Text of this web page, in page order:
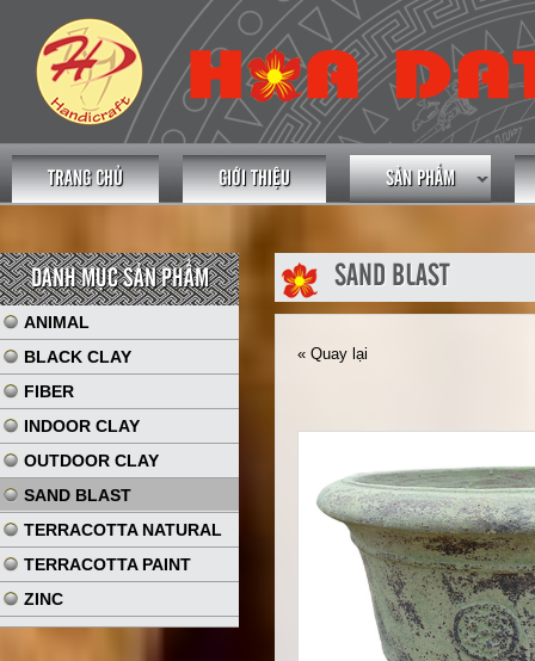
TRANG CHỦ GIỚI THIỆU SẢN PHẨM
DANH MỤC SẢN PHẨM
ANIMAL
BLACK CLAY
FIBER
INDOOR CLAY
OUTDOOR CLAY
SAND BLAST
TERRACOTTA NATURAL
TERRACOTTA PAINT
ZINC
SAND BLAST
« Quay lại